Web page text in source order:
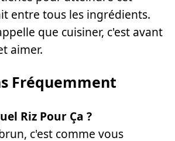
entre tous les ingrédients.
que cuisiner, c'est avant
aimer.
Fréquemment
Riz Pour Ça ?
c'est comme vous